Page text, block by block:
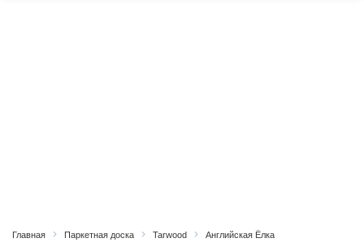
Главная Паркетная доска Tarwood Английская Ёлка